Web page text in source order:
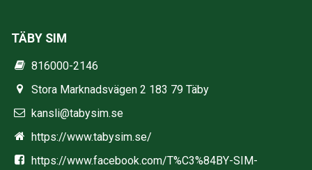
TÄBY SIM
816000-2146
Stora Marknadsvägen 2 183 79 Täby
kansli@tabysim.se
https://www.tabysim.se/
https://www.facebook.com/T%C3%84BY-SIM-